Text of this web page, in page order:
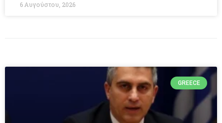
6 Αυγούστου, 2026
GREECE